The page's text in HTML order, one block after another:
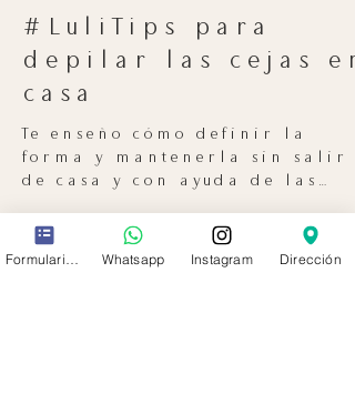
Lucila Jaime
#LuliTips para
depilar las cejas en
casa
Te enseño cómo definir la
forma y mantenerla sin salir
Whatsapp Instagram Dirección